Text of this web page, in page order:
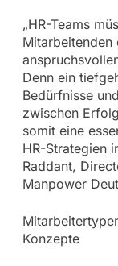
„HR-Teams
Mitarbeitenden
Denn ein
Bedürfnisse
zwischen
somit eine
HR-Strategien
Raddant,
Manpower
Konzepte